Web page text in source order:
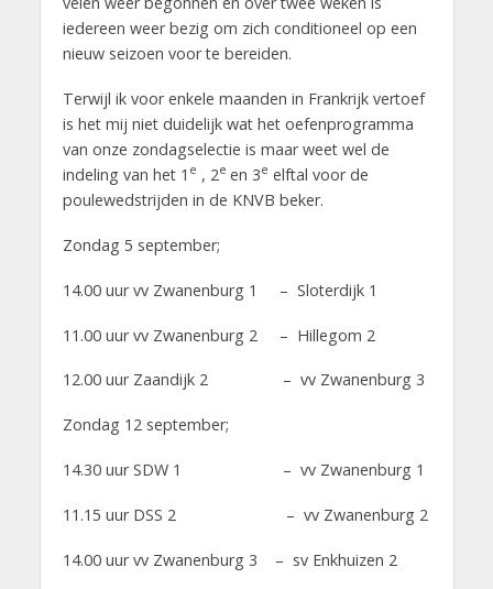
iedereen weer bezig om zich conditioneel op een
nieuw seizoen voor te bereiden.
Terwijl ik voor enkele maanden in Frankrijk vertoef
is het mij niet duidelijk wat het oefenprogramma
van onze zondagselectie is maar weet wel de
indeling van het 1 e , 2e en 3e elftal voor de
poulewedstrijden in de KNVB beker.
Zondag 5 september;
14.00 uur vv Zwanenburg 1 – Sloterdijk 1
11.00 uur vv Zwanenburg 2 – Hillegom 2
12.00 uur Zaandijk 2 – vv Zwanenburg 3
Zondag 12 september;
14.30 uur SDW 1 – vv Zwanenburg 1
11.15 uur DSS 2 – vv Zwanenburg 2
14.00 uur vv Zwanenburg 3 – sv Enkhuizen 2